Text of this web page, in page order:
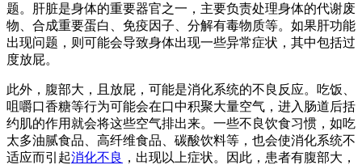
题。肝脏是身体的重要器官之一，主要负责处理身体的代谢废
物、合成重要蛋白、免疫因子、分解有毒物质等。如果肝功能
出现问题，则可能会导致身体出现一些异常症状，其中包括过
度放屁。
此外，腹部大，且放屁，可能是消化系统的不良反应。吃饭、
咀嚼口香糖等行为可能会在口中积聚大量空气，进入肠道后括
约肌的作用就会将这些空气排出来。一些不良饮食习惯，如吃
太多油腻食品、高纤维食品、碳酸饮料等，也会使消化系统不
适应而引起消化不良 ，出现以上症状。因此，患者有腹部大，